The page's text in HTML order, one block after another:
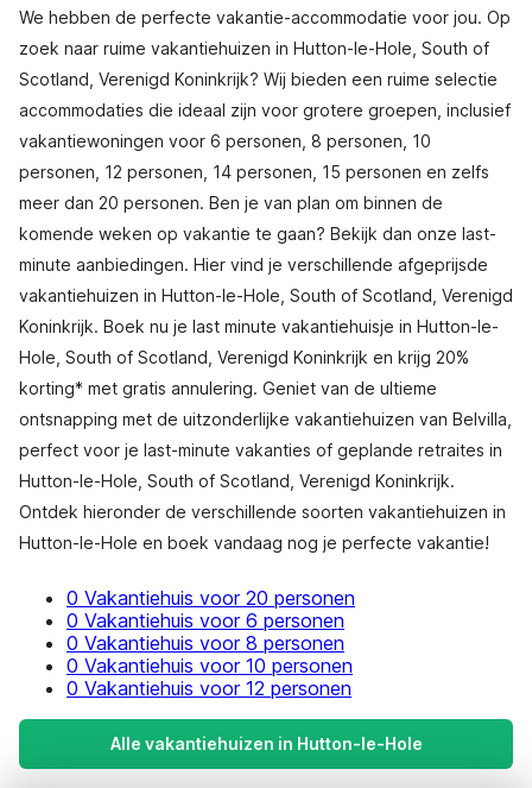
We hebben de perfecte vakantie-accommodatie voor jou. Op
zoek naar ruime vakantiehuizen in Hutton-le-Hole, South of
Scotland, Verenigd Koninkrijk? Wij bieden een ruime selectie
accommodaties die ideaal zijn voor grotere groepen, inclusief
vakantiewoningen voor 6 personen, 8 personen, 10
personen, 12 personen, 14 personen, 15 personen en zelfs
meer dan 20 personen. Ben je van plan om binnen de
komende weken op vakantie te gaan? Bekijk dan onze last-
minute aanbiedingen. Hier vind je verschillende afgeprijsde
vakantiehuizen in Hutton-le-Hole, South of Scotland, Verenigd
Koninkrijk. Boek nu je last minute vakantiehuisje in Hutton-le-
Hole, South of Scotland, Verenigd Koninkrijk en krijg 20%
korting* met gratis annulering. Geniet van de ultieme
ontsnapping met de uitzonderlijke vakantiehuizen van Belvilla,
perfect voor je last-minute vakanties of geplande retraites in
Hutton-le-Hole, South of Scotland, Verenigd Koninkrijk.
Ontdek hieronder de verschillende soorten vakantiehuizen in
Hutton-le-Hole en boek vandaag nog je perfecte vakantie!
0 Vakantiehuis voor 20 personen
0 Vakantiehuis voor 6 personen
0 Vakantiehuis voor 8 personen
0 Vakantiehuis voor 10 personen
0 Vakantiehuis voor 12 personen
Alle vakantiehuizen in Hutton-le-Hole